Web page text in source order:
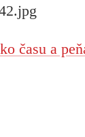
času a